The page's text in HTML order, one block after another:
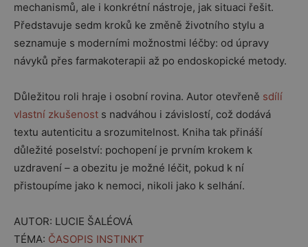
mechanismů, ale i konkrétní nástroje, jak situaci řešit.
Představuje sedm kroků ke změně životního stylu a
seznamuje s moderními možnostmi léčby: od úpravy
návyků přes farmakoterapii až po endoskopické metody.
Důležitou roli hraje i osobní rovina. Autor otevřeně sdílí
vlastní zkušenost s nadváhou i závislostí, což dodává
textu autenticitu a srozumitelnost. Kniha tak přináší
důležité poselství: pochopení je prvním krokem k
uzdravení – a obezitu je možné léčit, pokud k ní
přistoupíme jako k nemoci, nikoli jako k selhání.
AUTOR: LUCIE ŠALÉOVÁ
TÉMA: ČASOPIS INSTINKT